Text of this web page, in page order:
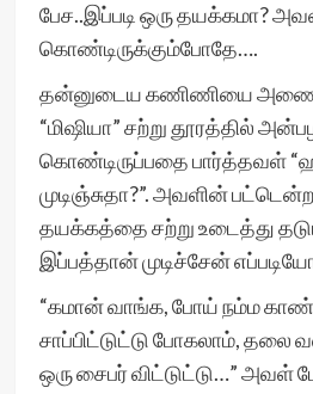
பேச..இப்படி ஒரு தயக்கமா?
கொண்டிருக்கும்போதே….
தன்னுடைய கணிணியை
“மிஷியா” சற்று தூரத்தில்
கொண்டிருப்பதை பார்த்தவள்
முடிஞ்சுதா?”. அவளின்
தயக்கத்தை சற்று உடைத்து
இப்பத்தான் முடிச்சேன்
“கமான் வாங்க, போய் நம்ம
சாப்பிட்டுட்டு போகலாம், தலை
ஒரு சைபர் விட்டுட்டு…” அவள்